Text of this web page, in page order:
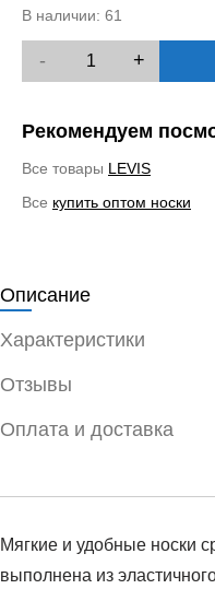
В наличии: 61
- +
Рекомендуем
Все товары LEVIS
Все купить оптом носки
Описание
Характеристики
Отзывы
Оплата и доставка
Мягкие и удобные носки
выполнена из